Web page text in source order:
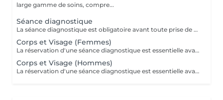
large gamme de soins, compre...
Séance diagnostique
La séance diagnostique est obligatoire avant toute prise de rendez-vous concernant le laser. Elle définira si vous êtes éligible à réaliser des séances de laser.
Corps et Visage (Femmes)
La réservation d'une séance diagnostique est essentielle avant toute prise de rendez-vous pour le laser.
Corps et Visage (Hommes)
La réservation d'une séance diagnostique est essentielle avant toute prise de rendez-vous pour le laser.